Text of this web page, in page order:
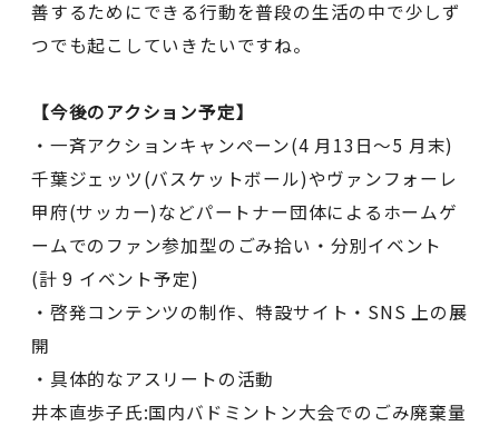
善するためにできる行動を普段の生活の中で少しず
つでも起こしていきたいですね。
【今後のアクション予定】
・一⻫アクションキャンペーン(4 月13日〜5 月末)
千葉ジェッツ(バスケットボール)やヴァンフォーレ
甲府(サッカー)などパートナー団体によるホームゲ
ームでのファン参加型のごみ拾い・分別イベント
(計 9 イベント予定)
・啓発コンテンツの制作、特設サイト・SNS 上の展
開
・具体的なアスリートの活動
井本直歩子氏:国内バドミントン大会でのごみ廃棄量